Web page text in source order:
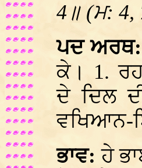
4॥ (ਮ: 4,
ਪਦ
ਕੇ। 1.
ਦੇ ਦਿਲ
ਵਖਿਆਨ-
ਭਾਵ:ਹੇ